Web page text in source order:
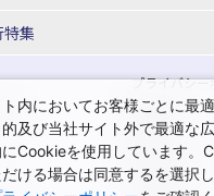
千葉県
栃木県
館
館 神奈川県
館 千葉県ホ
)
)
蔵王温泉(
岩手旅行・
秋田旅行
福島旅行
行 国内版 女子旅 国
行 国内版
集
ゴールデン
旅行
内旅行 7月の国内
9月の国内
プライバシー
規約集
商標について
採用情報
内においてお客様ごとに最
及び当社サイト外で最適な
にCookieを使用しています。
ける場合は同意するを選択